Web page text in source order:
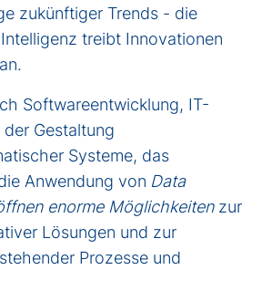
zukünftiger Trends - die
treibt Innovationen
Softwareentwicklung, IT-
Gestaltung
Systeme, das
Anwendung von Data
enorme Möglichkeitenzur
Lösungen und zur
Prozesse und